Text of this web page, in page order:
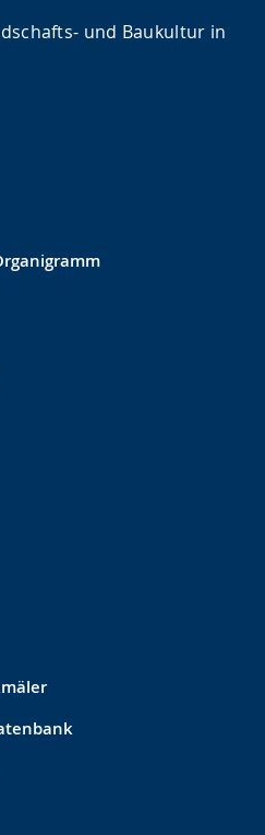
und Baukultur in